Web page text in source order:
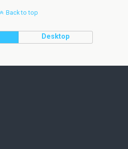
Back to top
Desktop